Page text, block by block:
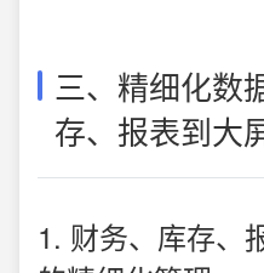
三、精细化数
存、报表到大
1. 财务、库存、